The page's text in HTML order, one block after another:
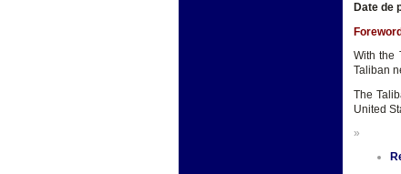
Date de
With the
Taliban
The
United
»